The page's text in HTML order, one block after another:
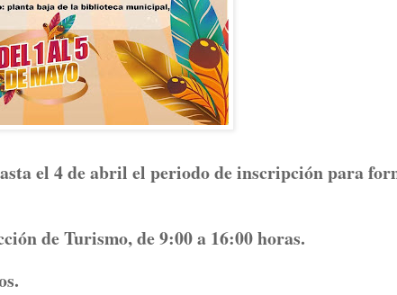
el 4 de abril el periodo de inscripción para
de Turismo, de 9:00 a 16:00 horas.